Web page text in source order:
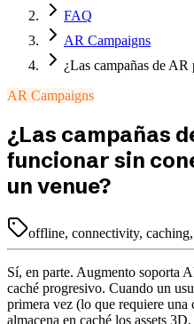
FAQ
AR Campaigns
¿Las campañas de
AR Campaigns
¿Las campañas
funcionar sin
un venue?
offline, connectivity,
Sí, en parte. Augmento soporta
caché progresivo. Cuando un
primera vez (lo que requiere
almacena en caché los assets